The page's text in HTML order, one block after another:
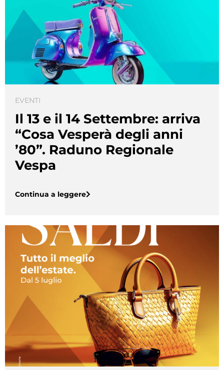
EVENTI
Il 13 e il 14 Settembre: arriva
“Cosa Vesperà degli anni
’80”. Raduno Regionale
Vespa
Continua a leggere